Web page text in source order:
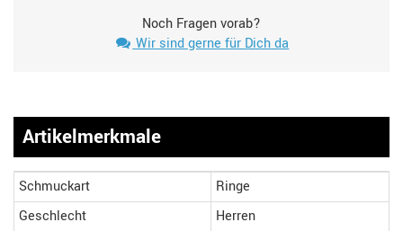
Noch Fragen vorab?
Wir sind gerne für Dich da
Artikelmerkmale
Schmuckart
Ringe
Geschlecht
Herren